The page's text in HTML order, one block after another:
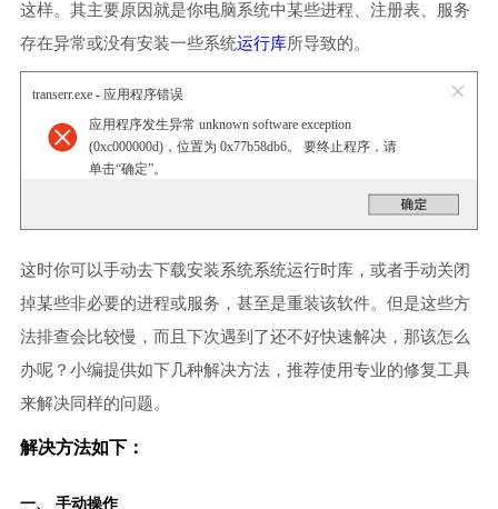
这样。其主要原因就是你电脑系统中某些进程、注册表、服务
存在异常或没有安装一些系统运行库所导致的。
transerr.exe - 应用程序错误
应用程序发生异常 unknown software exception
(0xc000000d)，位置为 0x77b58db6。 要终止程序，请
单击“确定”。
这时你可以手动去下载安装系统系统运行时库，或者手动关闭
掉某些非必要的进程或服务，甚至是重装该软件。但是这些方
法排查会比较慢，而且下次遇到了还不好快速解决，那该怎么
办呢？小编提供如下几种解决方法，推荐使用专业的修复工具
来解决同样的问题。
解决方法如下：
一、 手动操作